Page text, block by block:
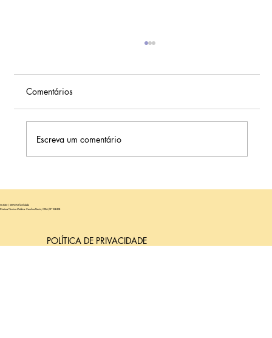
Nova Transferência de Embriões?
Comentários
Escreva um comentário
© 2025 | SEMEAR fertilidade
Diretora Técnica Médica: Carolina Nastri, CRM/SP 104.808
POLÍTICA DE PRIVACIDADE